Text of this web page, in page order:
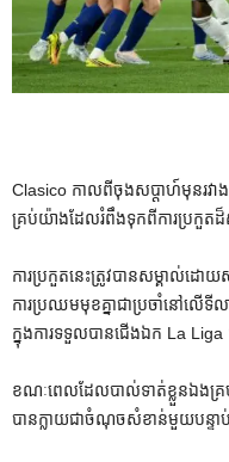
Clasico កាលពីចុងសប្តាហ៍មុនរវា
គ្រប់យ៉ាងដែលរំពឹងទុកពីការប្រកួត
ការប្រកួតនេះត្រូវបានសម្គាល់ដោ
ការប្រឈមមុខគ្នាជាប្រចាំនៅលើ
ក្នុងការទទួលបានជើងឯក La Liga
ខណៈពេលដែលបាល់ទាត់ខ្លួនឯងគ្
បានក្លាយជាចំណុចសំខាន់មួយបន្ទ